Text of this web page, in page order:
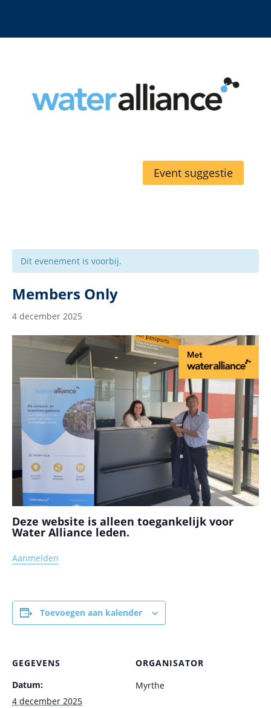
Event suggestie
Dit evenement is voorbij.
Members Only
4 december 2025
Deze website is alleen toegankelijk voor
Water Alliance leden.
Aanmelden
Toevoegen aan kalender
GEGEVENS
Datum:
4 december 2025
ORGANISATOR
Myrthe